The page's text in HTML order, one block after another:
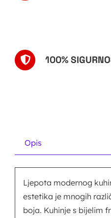
100%
Opis
Ljepota modernog
estetika je mnogih
boja. Kuhinje s bijelim